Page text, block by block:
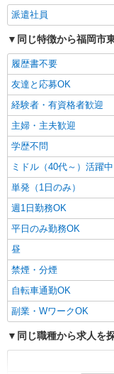
派遣社員
同じ特徴から福岡市
履歴書不要
友達と応募OK
経験者・有資格者歓迎
主婦・主夫歓迎
学歴不問
ミドル（40代～）活躍中
単発（1日のみ）
週1日勤務OK
平日のみ勤務OK
昼
禁煙・分煙
自転車通勤OK
副業・WワークOK
同じ職種から求人を